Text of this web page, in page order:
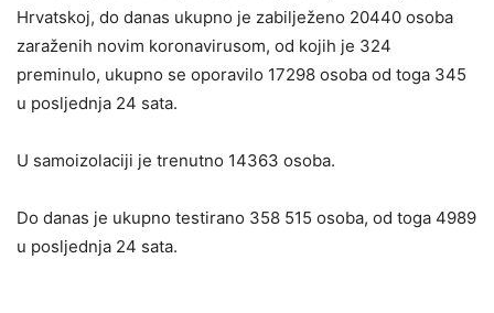
Hrvatskoj, do danas ukupno je zabilježeno 20440 osoba
zaraženih novim koronavirusom, od kojih je 324
preminulo, ukupno se oporavilo 17298 osoba od toga 345
u posljednja 24 sata.
U samoizolaciji je trenutno 14363 osoba.
Do danas je ukupno testirano 358 515 osoba, od toga 4989
u posljednja 24 sata.